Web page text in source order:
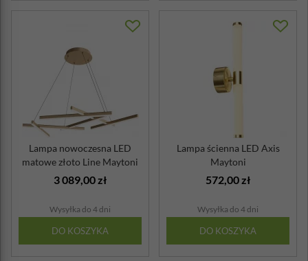
Lampa nowoczesna LED
matowe złoto Line Maytoni
3 089,00 zł
Wysyłka do 4 dni
DO KOSZYKA
Lampa ścienna LED Axis
Maytoni
572,00 zł
Wysyłka do 4 dni
DO KOSZYKA